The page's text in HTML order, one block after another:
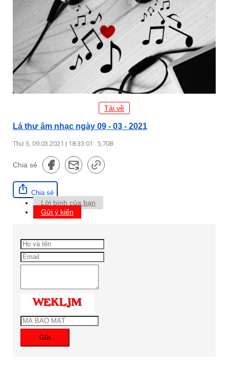
Tải về
Lá thư âm nhạc ngày 09 - 03 - 2021
Thứ 3, 09.03.2021 | 18:33:01 5,708
Chia sẻ
Chia sẻ
Lời bình của bạn
Gửi ý kiến
Gửi